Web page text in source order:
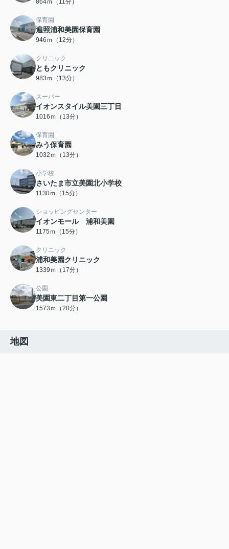
864ｍ（11分）
保育園
遍照浦和美園保育園
946ｍ（12分）
クリニック
ともクリニック
983ｍ（13分）
スーパー
イオンスタイル美園三丁目
1016ｍ（13分）
保育園
みう保育園
1032ｍ（13分）
小学校
さいたま市立美園北小学校
1130ｍ（15分）
ショッピングセンター
イオンモール 浦和美園
1175ｍ（15分）
クリニック
浦和美園クリニック
1339ｍ（17分）
公園
美園東二丁目第一公園
1573ｍ（20分）
地図